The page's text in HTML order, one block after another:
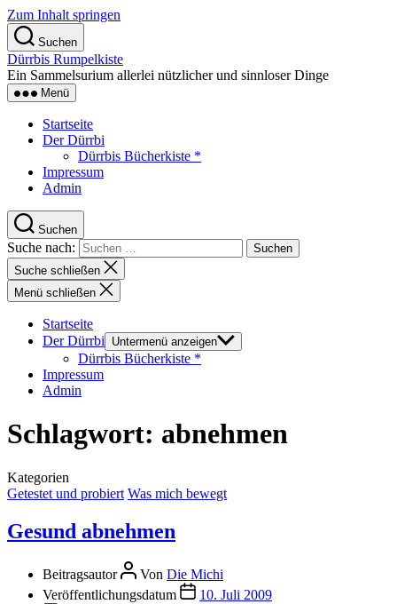
Zum Inhalt springen
Suchen
Dürrbis Rumpelkiste
Ein Sammelsurium allerlei nützlicher und sinnloser Dinge
Menü
Startseite
Der Dürrbi
Dürrbis Bücherkiste *
Impressum
Admin
Suchen
Suche nach:
Suche schließen
Menü schließen
Startseite
Der Dürrbi
Untermenü anzeigen
Dürrbis Bücherkiste *
Impressum
Admin
Schlagwort: abnehmen
Kategorien
Getestet und probiert Was mich bewegt
Gesund abnehmen
Beitragsautor Von Die Michi
Veröffentlichungsdatum
10. Juli 2009